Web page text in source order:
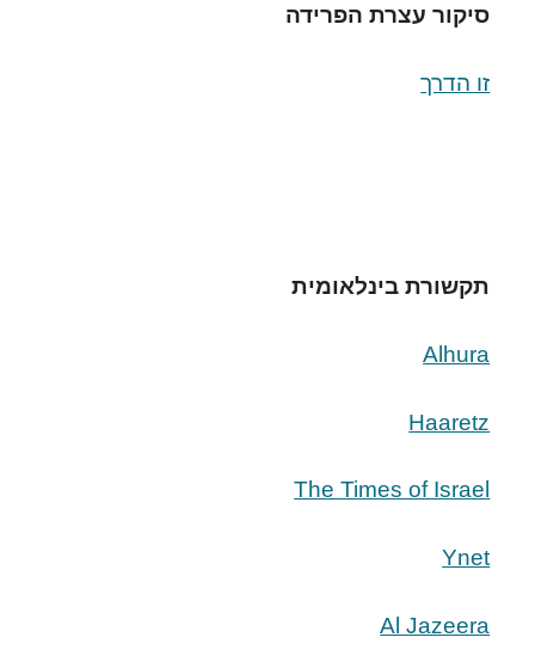
סיקור עצרת הפרידה
זו הדרך
תקשורת בינלאומית
Alhura
Haaretz
The Times of Israel
Ynet
Al Jazeera